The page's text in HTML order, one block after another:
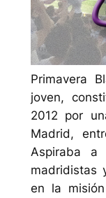
Primavera
joven,
2012 por
Madrid,
Aspiraba
madridistas
en la